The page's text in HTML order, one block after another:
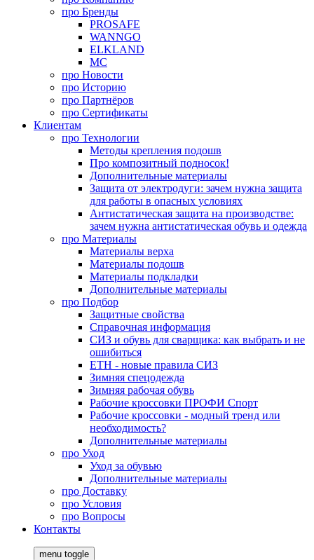
про Бренды
PROSAFE
WANNGO
ELKLAND
MC
про Новости
про Историю
про Партнёров
про Сертификаты
Клиентам
про Технологии
Методы крепления подошв
Про композитный подносок!
Дополнительные материалы
Защита от электродуги: зачем нужна защита
для работы в опасных условиях
Антистатическая защита на производстве:
зачем нужна антистатическая обувь и одежда
про Материалы
Материалы верха
Материалы подошв
Материалы подкладки
Дополнительные материалы
про Подбор
Защитные свойства
Справочная информация
СИЗ и обувь для сварщика: как выбрать и не
ошибиться
ЕТН - новые правила СИЗ
Зимняя спецодежда
Зимняя рабочая обувь
Рабочие кроссовки ПРОФИ Спорт
Рабочие кроссовки - модный тренд или
необходимость?
Дополнительные материалы
про Уход
Уход за обувью
Дополнительные материалы
про Доставку
про Условия
про Вопросы
Контакты
menu toggle